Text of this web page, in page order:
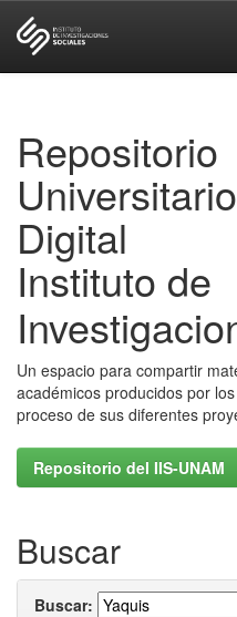
Repositorio
Universitario
Digital
Instituto de
Un espacio para compartir
académicos producidos por
proceso de sus diferentes
Repositorio del IIS-UNAM
Buscar
Buscar: